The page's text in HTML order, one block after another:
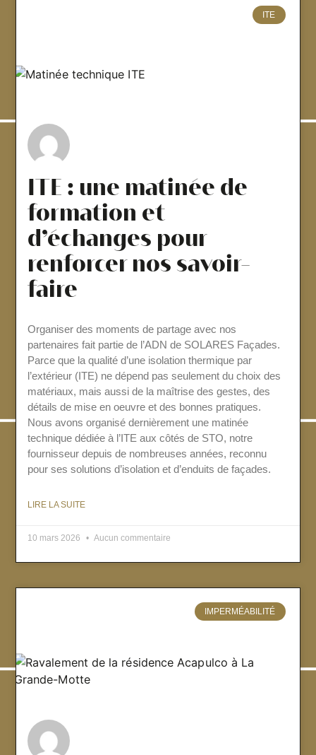
ITE
ITE : une matinée de
formation et
d’échanges pour
renforcer nos savoir-
faire
Organiser des moments de partage avec nos
partenaires fait partie de l’ADN de SOLARES Façades.
Parce que la qualité d’une isolation thermique par
l’extérieur (ITE) ne dépend pas seulement du choix des
matériaux, mais aussi de la maîtrise des gestes, des
détails de mise en oeuvre et des bonnes pratiques.
Nous avons organisé dernièrement une matinée
technique dédiée à l’ITE aux côtés de STO, notre
fournisseur depuis de nombreuses années, reconnu
pour ses solutions d’isolation et d’enduits de façades.
LIRE LA SUITE
10 mars 2026 Aucun commentaire
IMPERMÉABILITÉ